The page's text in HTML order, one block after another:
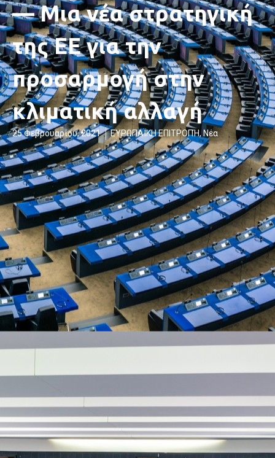
— Μια νέα στρατηγική
της ΕΕ για την
προσαρμογή στην
κλιματική αλλαγή
25 Φεβρουαρίου, 2021 ΕΥΡΩΠΑΪΚΗ ΕΠΙΤΡΟΠΉ, Νέα